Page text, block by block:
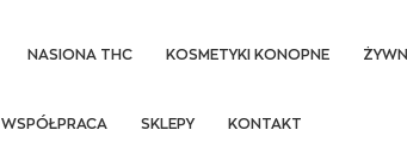
NASIONA THC KOSMETYKI KONOPNE
WSPÓŁPRACA SKLEPY KONTAKT